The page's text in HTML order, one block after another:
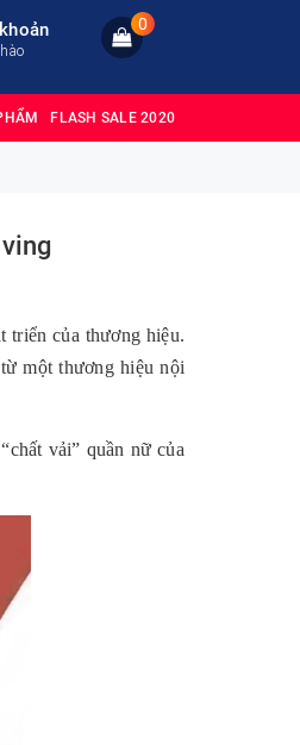
0
FLASH SALE 2020
triển của thương hiệu.
một thương hiệu nội
vải” quần nữ của